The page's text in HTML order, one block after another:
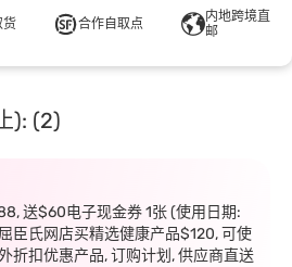
货 合作自取点
内地跨境直
邮
): (2)
送$60电子现金券 1张 (使用日期:
臣氏网店买精选健康产品$120, 可使
折扣优惠产品, 订购计划, 供应商直送